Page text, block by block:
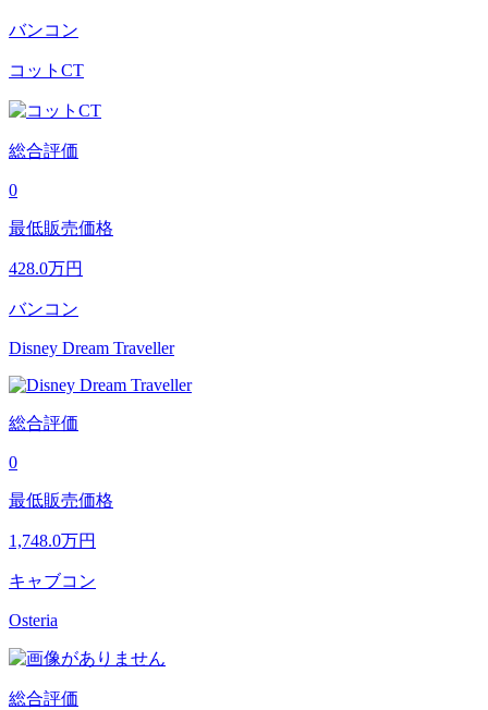
バンコン
コットCT
総合評価
0
最低販売価格
428.0万円
バンコン
Disney Dream Traveller
総合評価
0
最低販売価格
1,748.0万円
キャブコン
Osteria
総合評価